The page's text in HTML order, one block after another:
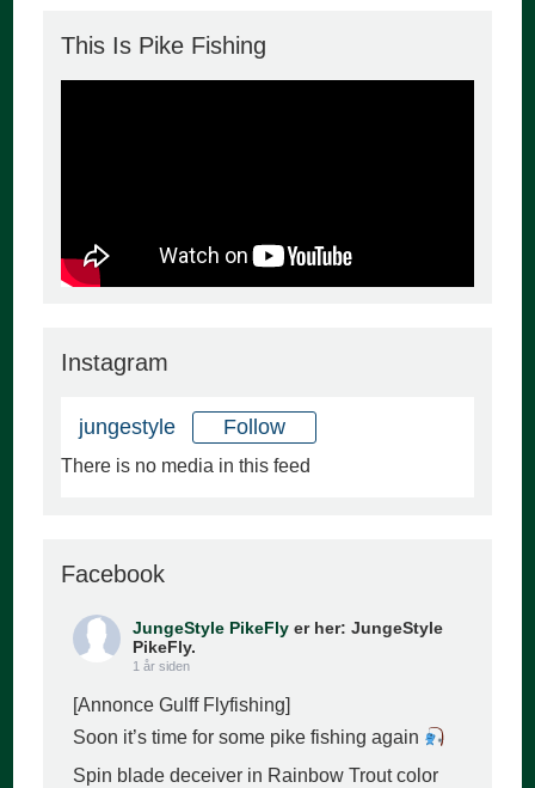
This Is Pike Fishing
Instagram
jungestyle Follow
There is no media in this feed
Facebook
JungeStyle PikeFly er her: JungeStyle
PikeFly.
1 år siden
[Annonce Gulff Flyfishing]
Soon it’s time for some pike fishing again
Spin blade deceiver in Rainbow Trout color